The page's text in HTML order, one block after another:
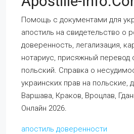
Помощь с документами для
апостиль на свидетельство о
доверенность, легализация,
нотариус, присяжный перевод
польский. Справка о
украинских прав на польские,
Варшава, Краков, Вроцлав,
Онлайн 2026.
апостиль доверенности